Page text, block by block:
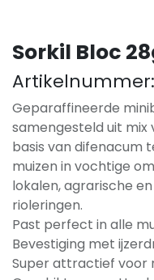
Sorkil Bloc
Artikelnummer:
Geparaffineerde
samengesteld uit mix
basis van difenacum
muizen in vochtige
lokalen, agrarische
rioleringen.
Past perfect in alle
Bevestiging met
Super attractief voor